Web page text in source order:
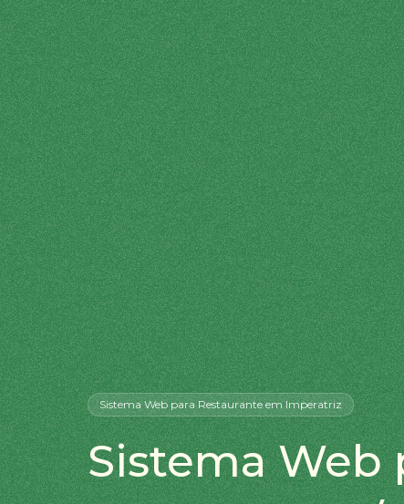
Sistema Webpara Restauranteem Imperatriz
Sistema Web